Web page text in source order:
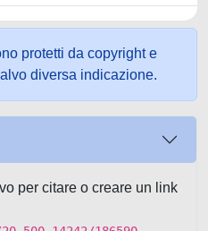
protetti da copyright e
diversa indicazione.
per citare o creare un link